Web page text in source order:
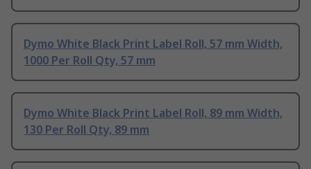
Dymo White Black Print Label Roll, 57 mm Width,
1000 Per Roll Qty, 57 mm
Dymo White Black Print Label Roll, 89 mm Width,
130 Per Roll Qty, 89 mm